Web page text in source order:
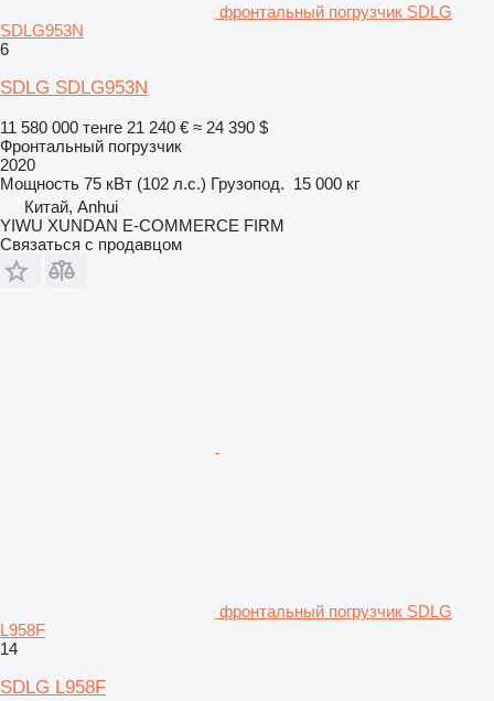
фронтальный погрузчик SDLG
SDLG953N
6
SDLG SDLG953N
11 580 000 тенге 21 240 € ≈ 24 390 $
Фронтальный погрузчик
2020
Мощность 75 кВт (102 л.с.) Грузопод. 15 000 кг
Китай, Anhui
YIWU XUNDAN E-COMMERCE FIRM
Связаться с продавцом
фронтальный погрузчик SDLG
L958F
14
SDLG L958F